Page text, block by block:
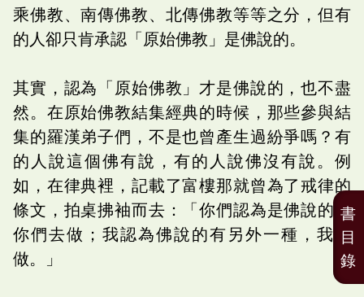
乘佛教、南傳佛教、北傳佛教等等之分，但有
的人卻只肯承認「原始佛教」是佛說的。
其實，認為「原始佛教」才是佛說的，也不盡
然。在原始佛教結集經典的時候，那些參與結
集的羅漢弟子們，不是也曾產生過紛爭嗎？有
的人說這個佛有說，有的人說佛沒有說。例
如，在律典裡，記載了富樓那就曾為了戒律的
條文，拍桌拂袖而去：「你們認為是佛說的，
你們去做；我認為佛說的有另外一種，我去
做。」
書
目
錄